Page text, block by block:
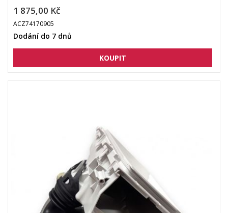
1 875,00 Kč
ACZ74170905
Dodání do 7 dnů